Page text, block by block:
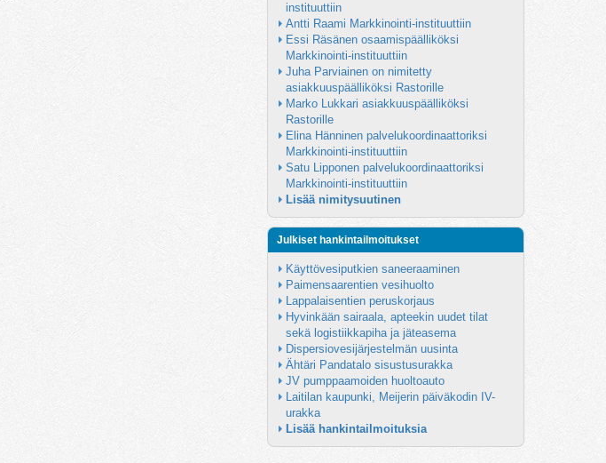
instituuttiin
Antti Raami Markkinointi-instituuttiin
Essi Räsänen osaamispäälliköksi
Markkinointi-instituuttiin
Juha Parviainen on nimitetty
asiakkuuspäälliköksi Rastorille
Marko Lukkari asiakkuuspäälliköksi
Rastorille
Elina Hänninen palvelukoordinaattoriksi
Markkinointi-instituuttiin
Satu Lipponen palvelukoordinaattoriksi
Markkinointi-instituuttiin
Lisää nimitysuutinen
Julkiset hankintailmoitukset
Käyttövesiputkien saneeraaminen
Paimensaarentien vesihuolto
Lappalaisentien peruskorjaus
Hyvinkään sairaala, apteekin uudet tilat
sekä logistiikkapiha ja jäteasema
Dispersiovesijärjestelmän uusinta
Ähtäri Pandatalo sisustusurakka
JV pumppaamoiden huoltoauto
Laitilan kaupunki, Meijerin päiväkodin IV-
urakka
Lisää hankintailmoituksia